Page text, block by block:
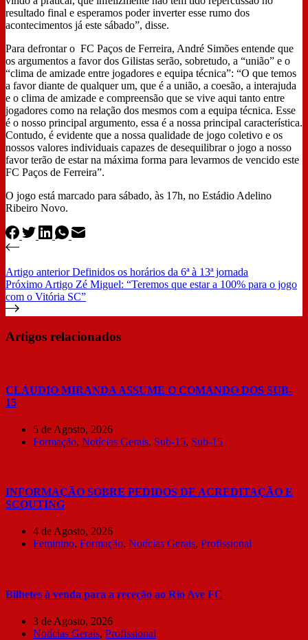
resultado final e esperamos poder inverter esse rumo dos
acontecimentos já este sábado”, disse.
Para defrontar o FC Paços de Ferreira, André Simões entende que
os argumentos a favor dos Gilistas serão, sobretudo, a “união” e o
“clima de amizade entre jogadores e equipa técnica”: “O que temos
a favor diante de qualquer um, que é a união, a coesão, a interajuda
e o clima de amizade e compreensão que se vive aqui tanto entre
jogadores como na relação dos mesmos com a equipa técnica. Esse
é o nosso principal argumento, essa é a nossa principal característica.
Contudo, é evidente que a nossa qualidade de jogo coletivo e os
nossos valores individuais capazes de desequilibrar o jogo a nosso
favor terão de estar na máxima forma para levarmos de vencido este
FC Paços de Ferreira”.
O jogo está marcado para sábado, às 17h, no Estádio Adelino
Ribeiro Novo.
Artigo anteriorDefinidos os horários da 6ª à 13ª jornada
Próximo Artigo Zé Miguel: “Teremos que estar a 100% para o jogo
com o Vitória SC”
Artigos relacionados
CLÁUDIO MIRANDA ASSUME O COMANDO DOS SUB-
15
5 de Agosto, 2026
Formação, Notícias Gerais, Sub-15, Sub-15
INFORMAÇÃO SOBRE PEDIDOS DE ACREDITAÇÃO E
SCOUTING
4 de Agosto, 2026
Feminino, Formação, Notícias Gerais, Profissional
Bilhetes à venda para a receção ao Rio Ave FC
3 de Agosto, 2026
Notícias Gerais, Profissional